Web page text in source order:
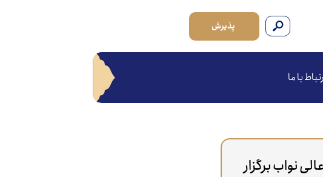
پذیرش
با ما
نواب برگزار